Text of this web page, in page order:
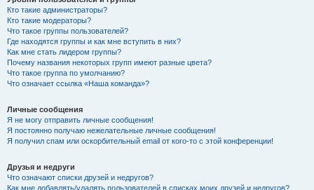
Кто такие администраторы?
Кто такие модераторы?
Что такое группы пользователей?
Где находятся группы и как мне вступить в них?
Как мне стать лидером группы?
Почему названия некоторых групп имеют разные цвета?
Что такое группа по умолчанию?
Что означает ссылка «Наша команда»?
Личные сообщения
Я не могу отправить личные сообщения!
Я постоянно получаю нежелательные личные сообщения!
Я получил спам или оскорбительный email от кого-то с этой конференции!
Друзья и недруги
Что означают списки друзей и недругов?
Как мне добавлять/удалять пользователей в списках моих друзей и недругов?